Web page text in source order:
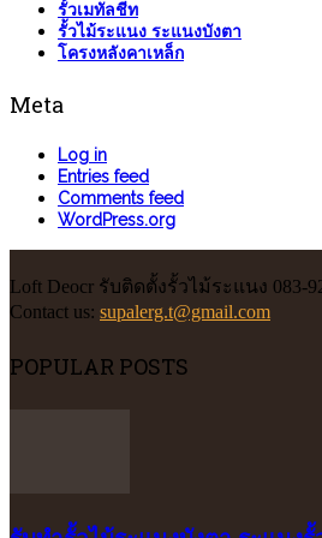
รั้วเมทัลชีท
รั้วไม้ระแนง ระแนงบังตา
โครงหลังคาเหล็ก
Meta
Log in
Entries feed
Comments feed
WordPress.org
Loft Deocr รับติดตั้งรั้วไม้ระแนง 083-
Contact us: supalerg.t@gmail.com
POPULAR POSTS